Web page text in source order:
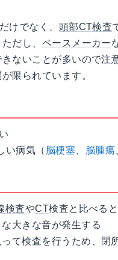
けでなく、 頭部CT検査
だし、 ペースメーカー
ないことが多いので
限られています。
い病気（ 脳梗塞 脳腫瘍
検査やCT検査と比べる
大きな音が発生する
て検査を行うため、閉